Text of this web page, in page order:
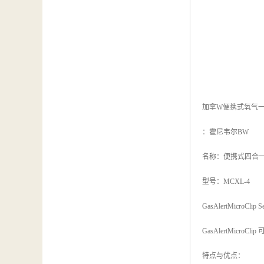
加拿W便携式氧气
：霍尼韦尔BW
名称：便携式四合
型号：MCXL-4
GasAlertMicroClip
GasAlertMicroClip
特点与优点：